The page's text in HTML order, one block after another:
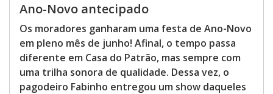
Ano-Novo antecipado
Os moradores ganharam uma festa de Ano-Novo
em pleno mês de junho! Afinal, o tempo passa
diferente em Casa do Patrão, mas sempre com
uma trilha sonora de qualidade. Dessa vez, o
pagodeiro Fabinho entregou um show daqueles